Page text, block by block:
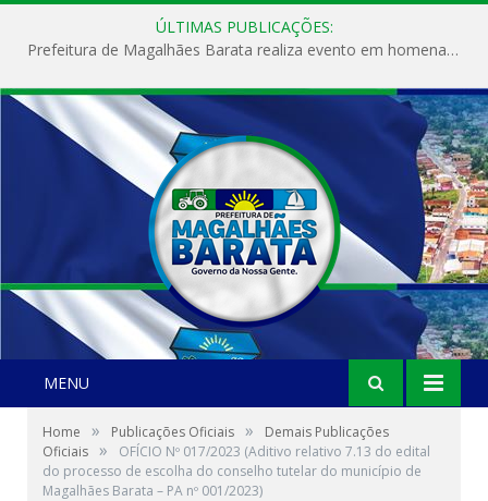
ÚLTIMAS PUBLICAÇÕES:
Prefeitura de Magalhães Barata realiza evento em homenagem ao Dia Internacional da Mulher
MENU
Home » Publicações Oficiais »
Demais Publicações
Oficiais »
OFÍCIO Nº 017/2023 (Aditivo relativo 7.13 do edital
do processo de escolha do conselho tutelar do município de
Magalhães Barata – PA nº 001/2023)